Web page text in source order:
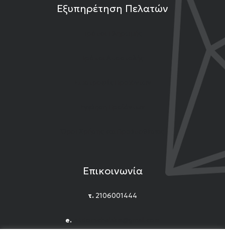
Εξυπηρέτηση Πελατών
Επικοινωνία
τ. 2106001444
e.